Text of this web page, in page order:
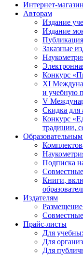
Интернет-магазин
Авторам
Издание
Издание
Публикация
Заказные
Конкурс
XI
и учебную
V
Скидка для
Конкурс
традиции,
Подписка
Книги,
Издателям
Прайс-листы
Для
Для
Для